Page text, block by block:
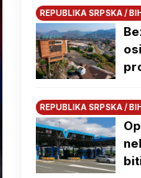
REPUBLIKA SRPSKA / BIH
REPUBLIKA SRPSKA / BIH